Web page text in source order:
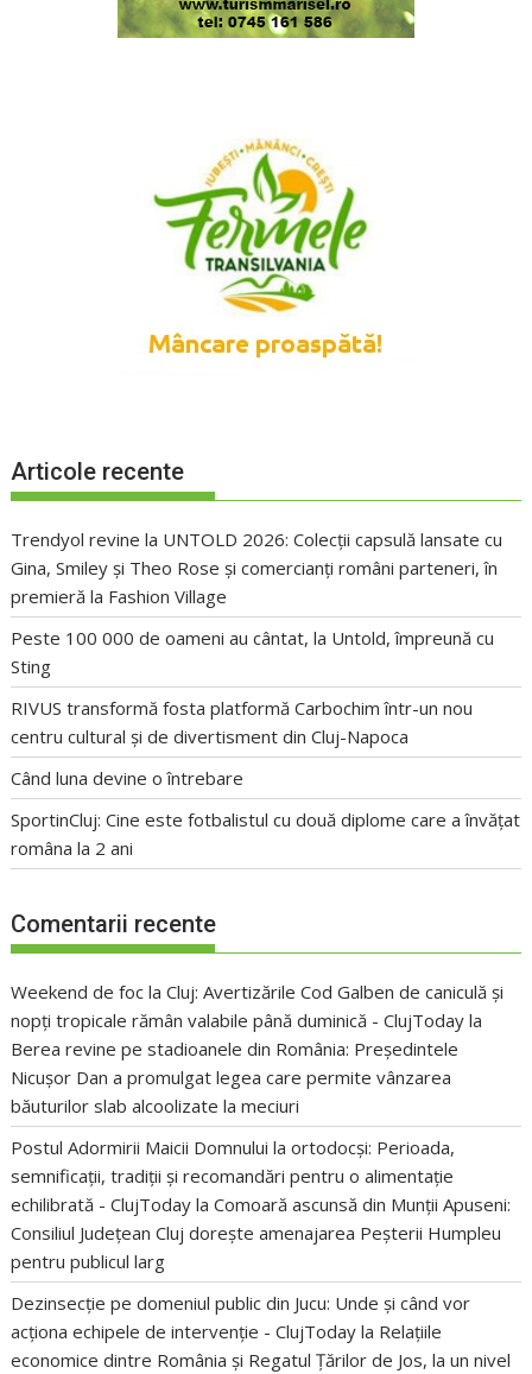
Articole recente
Trendyol revine la UNTOLD 2026: Colecții capsulă lansate cu
Gina, Smiley și Theo Rose și comercianți români parteneri, în
premieră la Fashion Village
Peste 100 000 de oameni au cântat, la Untold, împreună cu
Sting
RIVUS transformă fosta platformă Carbochim într-un nou
centru cultural și de divertisment din Cluj-Napoca
Când luna devine o întrebare
SportinCluj: Cine este fotbalistul cu două diplome care a învățat
româna la 2 ani
Comentarii recente
Weekend de foc la Cluj: Avertizările Cod Galben de caniculă și
nopți tropicale rămân valabile până duminică - ClujToday la
Berea revine pe stadioanele din România: Președintele
Nicușor Dan a promulgat legea care permite vânzarea
băuturilor slab alcoolizate la meciuri
Postul Adormirii Maicii Domnului la ortodocși: Perioada,
semnificații, tradiții și recomandări pentru o alimentație
echilibrată - ClujToday laComoară ascunsă din Munții Apuseni:
Consiliul Județean Cluj dorește amenajarea Peșterii Humpleu
pentru publicul larg
Dezinsecție pe domeniul public din Jucu: Unde și când vor
acționa echipele de intervenție - ClujToday la Relațiile
economice dintre România și Regatul Țărilor de Jos, la un nivel